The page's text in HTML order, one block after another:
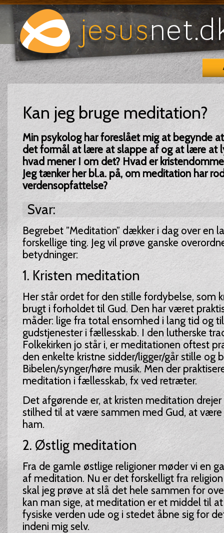
Kan jeg bruge meditation?
Min psykolog har foreslået mig at begynde
det formål at lære at slappe af og at lære at
hvad mener I om det? Hvad er
Jeg tænker her bl.a. på, om meditation har
verdensopfattelse?
Svar:
Begrebet ”Meditation” dækker i dag over en
forskellige ting. Jeg vil prøve ganske
betydninger:
1. Kristen meditation
Her står ordet for den stille fordybelse, som
brugt i forholdet til Gud. Den har været
måder: lige fra total ensomhed i lang tid og
gudstjenester i fællesskab. I den lutherske
Folkekirken jo står i, er meditationen oftest
den enkelte kristne sidder/ligger/går stille og
Bibelen/synger/høre musik. Men der
meditation i fællesskab, fx ved retræter.
Det afgørende er, at kristen meditation
stilhed til at være sammen med Gud, at
ham.
2. Østlig meditation
Fra de gamle østlige religioner møder vi en
af meditation. Nu er det forskelligt fra
skal jeg prøve at slå det hele sammen for
kan man sige, at meditation er et middel til
fysiske verden ude og i stedet åbne sig for
indeni mig selv.